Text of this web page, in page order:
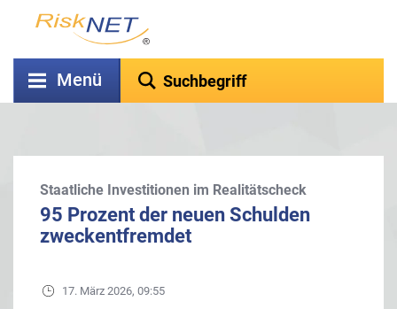
Menü
Staatliche Investitionen im Realitätscheck
95 Prozent der neuen Schulden
zweckentfremdet
17. März 2026, 09:55